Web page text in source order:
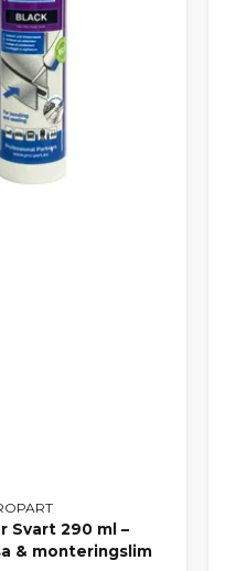
Svart 290 ml –
& monteringslim